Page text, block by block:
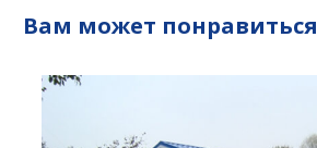
Вам может понравиться